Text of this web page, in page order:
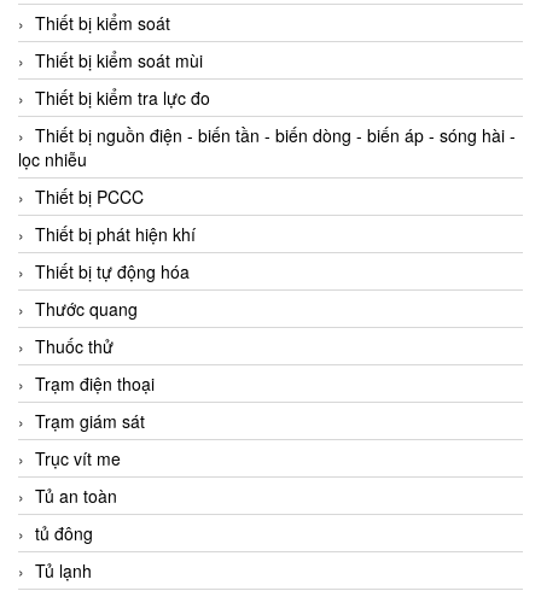
Thiết bị kiểm soát
Thiết bị kiểm soát mùi
Thiết bị kiểm tra lực đo
Thiết bị nguồn điện - biến tần - biến dòng - biến áp - sóng hài -
lọc nhiễu
Thiết bị PCCC
Thiết bị phát hiện khí
Thiết bị tự động hóa
Thước quang
Thuốc thử
Trạm điện thoại
Trạm giám sát
Trục vít me
Tủ an toàn
tủ đông
Tủ lạnh